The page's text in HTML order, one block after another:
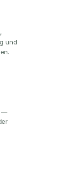
und
—